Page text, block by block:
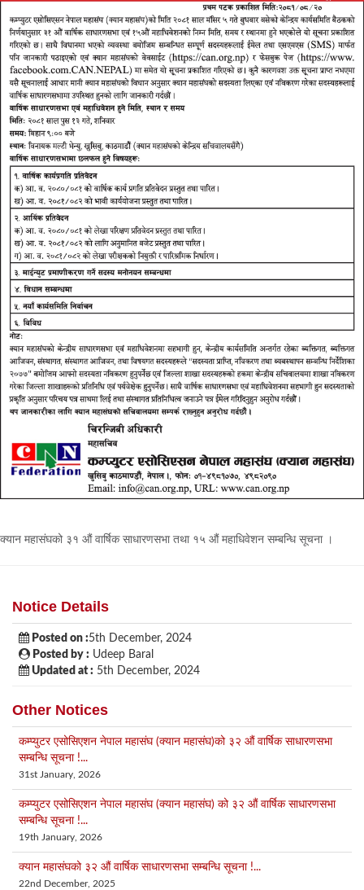
क्यान महासंघको ३१ औं वार्षिक साधारणसभा तथा १५ औं महाधिवेशन सम्बन्धि सूचना ।
Notice Details
Posted on :5th December, 2024
Posted by : Udeep Baral
Updated at : 5th December, 2024
Other Notices
कम्प्युटर एसोसिएशन नेपाल महासंघ (क्यान महासंघ)को ३२ औं वार्षिक साधारणसभा
सम्बन्धि सूचना !...
31st January, 2026
कम्प्युटर एसोसिएशन नेपाल महासंघ (क्यान महासंघ) को ३२ औं वार्षिक साधारणसभा
सम्बन्धि सूचना !...
19th January, 2026
क्यान महासंघको ३२ औं वार्षिक साधारणसभा सम्बन्धि सूचना !...
22nd December, 2025